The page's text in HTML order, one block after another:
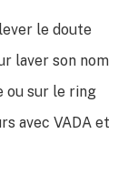
le doute
laver son nom
ou sur le ring
avec VADA et